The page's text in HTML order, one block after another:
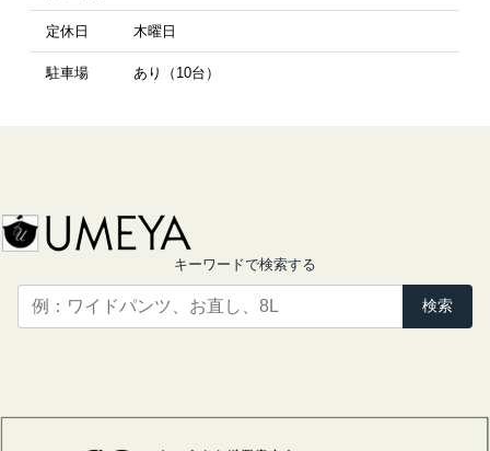
定休日 木曜日
駐車場 あり（10台）
キーワードで検索する
検索